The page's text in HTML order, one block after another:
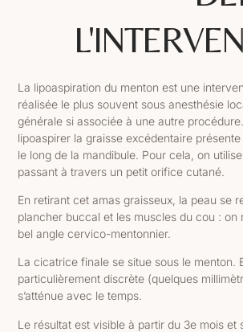
La lipoaspiration du menton est une
réalisée le plus souvent sous anesthésie
générale si associée à une autre
lipoaspirer la graisse excédentaire
le long de la mandibule. Pour cela, on
passant à travers un petit orifice cutané.
En retirant cet amas graisseux, la peau se
plancher buccal et les muscles du cou :on
bel angle cervico-mentonnier.
La cicatrice finale se situe sous le menton.
particulièrement discrète (quelques
s’atténue avec le temps.
Le résultat est visible à partir du 3e mois et